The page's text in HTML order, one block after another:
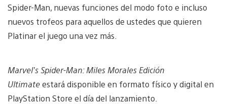
Spider-Man, nuevas funciones del modo foto e incluso
nuevos trofeos para aquellos de ustedes que quieren
Platinar el juego una vez más.
Marvel’s Spider-Man: Miles Morales Edición
Ultimateestará disponible en formato físico y digital en
PlayStation Store el día del lanzamiento.